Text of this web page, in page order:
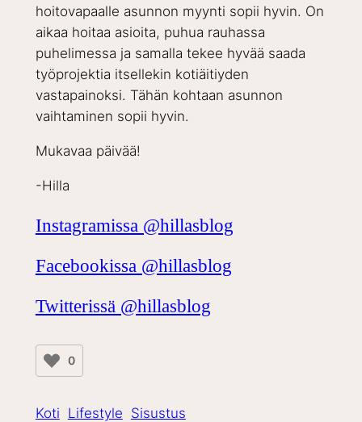
hoitovapaalle asunnon myynti sopii hyvin. On
aikaa hoitaa asioita, puhua rauhassa
puhelimessa ja samalla tekee hyvää saada
työprojektia itsellekin kotiäitiyden
vastapainoksi. Tähän kohtaan asunnon
vaihtaminen sopii hyvin.
Mukavaa päivää!
-Hilla
Instagramissa @hillasblog
Facebookissa @hillasblog
Twitterissä @hillasblog
0
Koti Lifestyle Sisustus